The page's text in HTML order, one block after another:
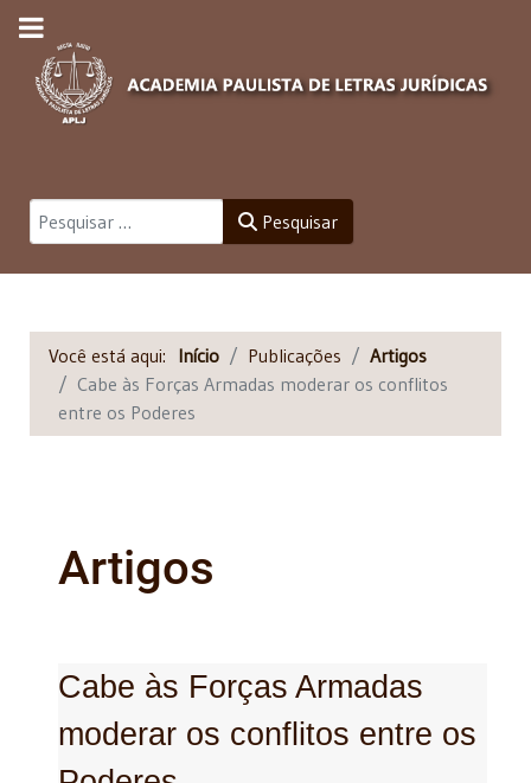
Pesquisar Pesquisar
Você está aqui: Início Publicações
Artigos
Cabe às Forças Armadas moderar os conflitos
entre os Poderes
Artigos
Cabe às Forças Armadas
moderar os conflitos entre os